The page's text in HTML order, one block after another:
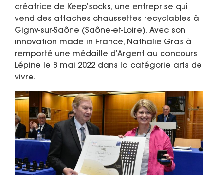
créatrice de Keep’socks, une entreprise qui
vend des attaches chaussettes recyclables à
Gigny-sur-Saône (Saône-et-Loire). Avec son
innovation made in France, Nathalie Gras à
remporté une médaille d’Argent au concours
Lépine le 8 mai 2022 dans la catégorie arts de
vivre.